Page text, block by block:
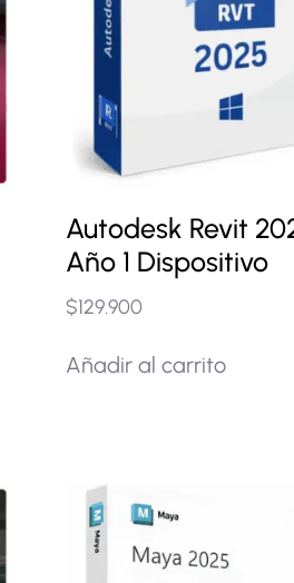
Autodesk Revit
Año 1 Dispositivo
$129.900
Añadir al carrito